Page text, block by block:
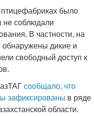
было
не соблюдали
В частности, на
дикие и
свободный доступ к
сообщало, что
зафиксированы в ряде
области.